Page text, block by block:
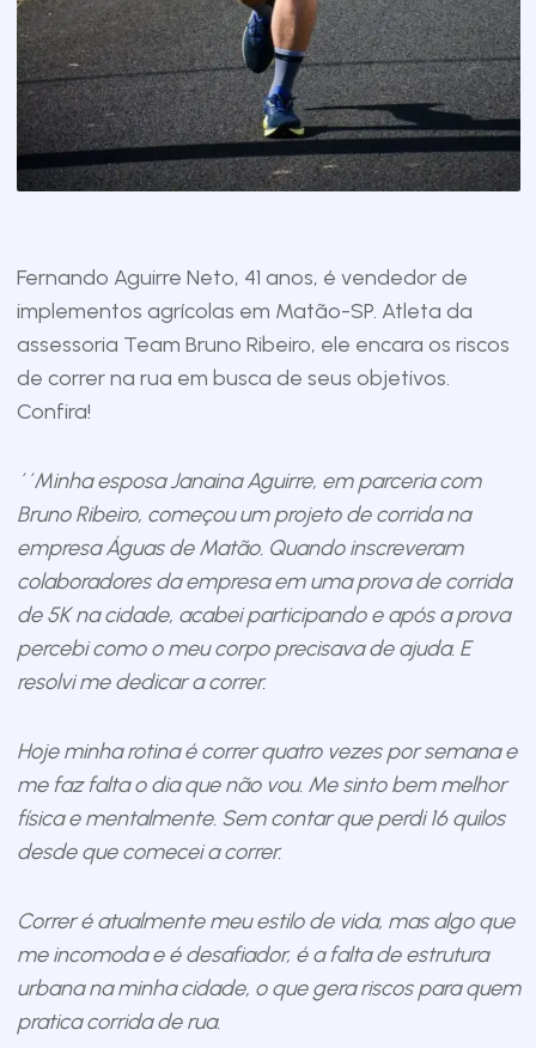
Fernando Aguirre Neto, 41 anos, é vendedor de
implementos agrícolas em Matão-SP. Atleta da
assessoria Team Bruno Ribeiro, ele encara os riscos
de correr na rua em busca de seus objetivos.
Confira!
´´Minha esposa Janaina Aguirre, em parceria com
Bruno Ribeiro, começou um projeto de corrida na
empresa Águas de Matão. Quando inscreveram
colaboradores da empresa em uma prova de corrida
de 5K na cidade, acabei participando e após a prova
percebi como o meu corpo precisava de ajuda. E
resolvi me dedicar a correr.
Hoje minha rotina é correr quatro vezes por semana e
me faz falta o dia que não vou. Me sinto bem melhor
física e mentalmente. Sem contar que perdi 16 quilos
desde que comecei a correr.
Correr é atualmente meu estilo de vida, mas algo que
me incomoda e é desafiador, é a falta de estrutura
urbana na minha cidade, o que gera riscos para quem
pratica corrida de rua.